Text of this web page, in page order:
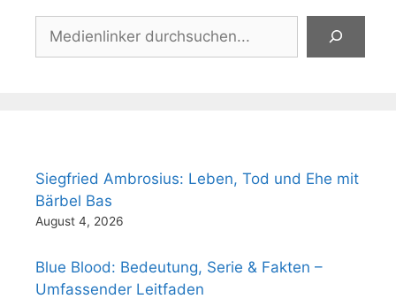
Siegfried Ambrosius: Leben, Tod und Ehe mit
Bärbel Bas
August 4, 2026
Blue Blood: Bedeutung, Serie & Fakten –
Umfassender Leitfaden